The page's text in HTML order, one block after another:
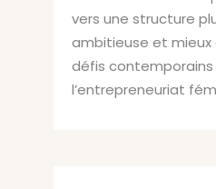
vers une structure
ambitieuse et
défis contemporains
l’entrepreneuriat